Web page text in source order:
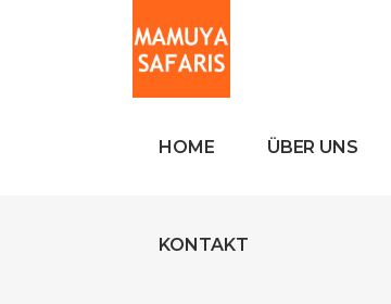
HOME ÜBER UNS
KONTAKT